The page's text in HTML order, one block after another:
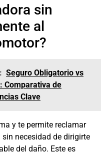
sin
al
Seguro Obligatorio vs
Comparativa de
Clave
y te permite reclamar
necesidad de dirigirte
del daño. Este es